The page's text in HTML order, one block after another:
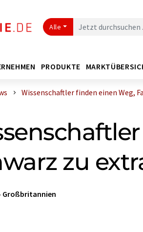
Alle
PRODUKTE
Wissenschaftler finden einen Weg,
zu
Großbritannien